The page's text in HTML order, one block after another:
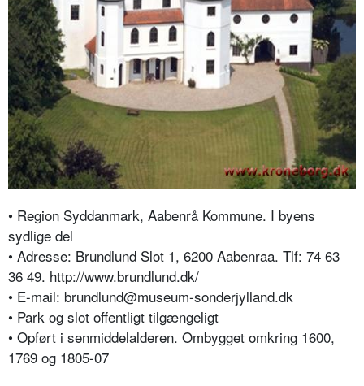
• Region Syddanmark, Aabenrå Kommune. I byens
sydlige del
• Adresse: Brundlund Slot 1, 6200 Aabenraa. Tlf: 74 63
36 49. http://www.brundlund.dk/
• E-mail: brundlund@museum-sonderjylland.dk
• Park og slot offentligt tilgængeligt
• Opført i senmiddelalderen. Ombygget omkring 1600,
1769 og 1805-07